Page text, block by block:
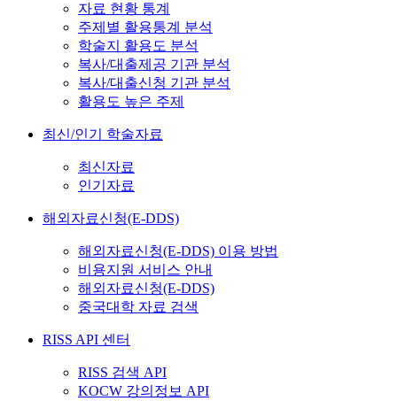
자료 현황 통계
주제별 활용통계 분석
학술지 활용도 분석
복사/대출제공 기관 분석
복사/대출신청 기관 분석
활용도 높은 주제
최신/인기 학술자료
최신자료
인기자료
해외자료신청(E-DDS)
해외자료신청(E-DDS) 이용 방법
비용지원 서비스 안내
해외자료신청(E-DDS)
중국대학 자료 검색
RISS API 센터
RISS 검색 API
KOCW 강의정보 API